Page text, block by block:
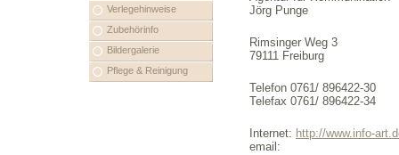
Verlegehinweise
Zubehörinfo
Bildergalerie
Pflege & Reinigung
Jörg Punge
Rimsinger Weg 3
79111 Freiburg
Telefon 0761/ 896422-30
Telefax 0761/ 896422-34
Internet: http://www.info-
email: